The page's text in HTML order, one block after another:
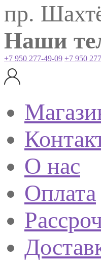
пр.
Наши
+7 950 277-49-09 +7 950
О нас
Оплата